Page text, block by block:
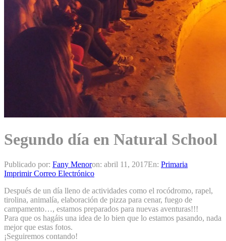
Segundo día en Natural School
Publicado por: Fany Menoron: abril 11, 2017En: Primaria
Imprimir Correo Electrónico
Después de un día lleno de actividades como el rocódromo, rapel,
tirolina, animalía, elaboración de pizza para cenar, fuego de
campamento…, estamos preparados para nuevas aventuras!!!
Para que os hagáis una idea de lo bien que lo estamos pasando, nada
mejor que estas fotos.
¡Seguiremos contando!